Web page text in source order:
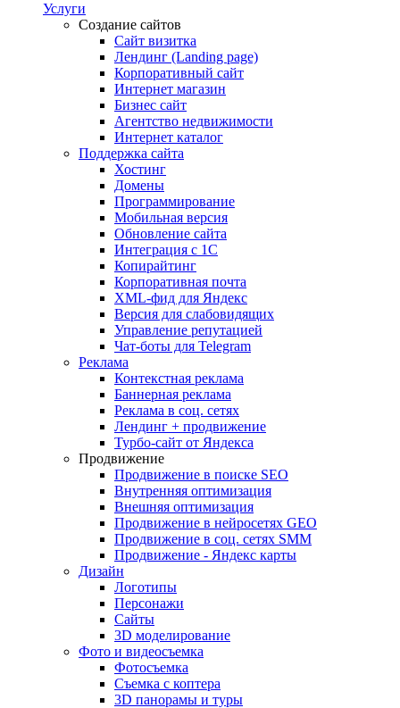
Услуги
Создание сайтов
Сайт визитка
Лендинг (Landing page)
Корпоративный сайт
Интернет магазин
Бизнес сайт
Агентство недвижимости
Интернет каталог
Поддержка сайта
Хостинг
Домены
Программирование
Мобильная версия
Обновление сайта
Интеграция с 1С
Копирайтинг
Корпоративная почта
XML-фид для Яндекс
Версия для слабовидящих
Управление репутацией
Чат-боты для Telegram
Реклама
Контекстная реклама
Баннерная реклама
Реклама в соц. сетях
Лендинг + продвижение
Турбо-сайт от Яндекса
Продвижение
Продвижение в поиске SEO
Внутренняя оптимизация
Внешняя оптимизация
Продвижение в нейросетях GEO
Продвижение в соц. сетях SMM
Продвижение - Яндекс карты
Дизайн
Логотипы
Персонажи
Сайты
3D моделирование
Фото и видеосъемка
Фотосъемка
Съемка с коптера
3D панорамы и туры